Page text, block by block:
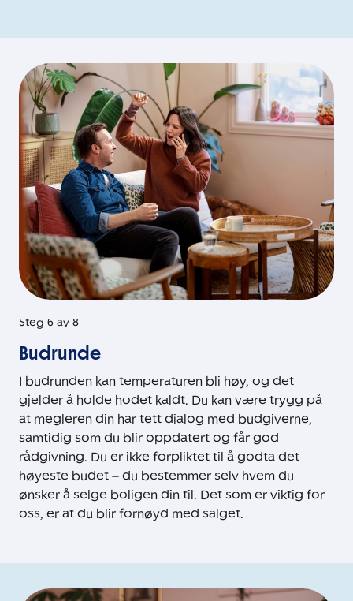
Steg 6 av 8
Budrunde
I budrunden kan temperaturen bli høy, og det
gjelder å holde hodet kaldt. Du kan være trygg på
at megleren din har tett dialog med budgiverne,
samtidig som du blir oppdatert og får god
rådgivning. Du er ikke forpliktet til å godta det
høyeste budet – du bestemmer selv hvem du
ønsker å selge boligen din til. Det som er viktig for
oss, er at du blir fornøyd med salget.